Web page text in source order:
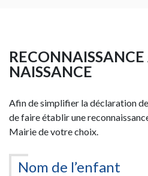
NAISSANCE
Afin de simplifier la déclaration
de faire établir une
Mairie de votre choix.
Nom de l’enfant